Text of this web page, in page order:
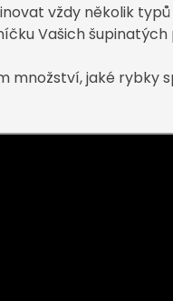
vždy několik
Vašich šupinatých
množství, jaké rybky